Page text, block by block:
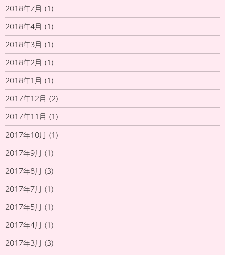
2018年7月 (1)
2018年4月 (1)
2018年3月 (1)
2018年2月 (1)
2018年1月 (1)
2017年12月 (2)
2017年11月 (1)
2017年10月 (1)
2017年9月 (1)
2017年8月 (3)
2017年7月 (1)
2017年5月 (1)
2017年4月 (1)
2017年3月 (3)